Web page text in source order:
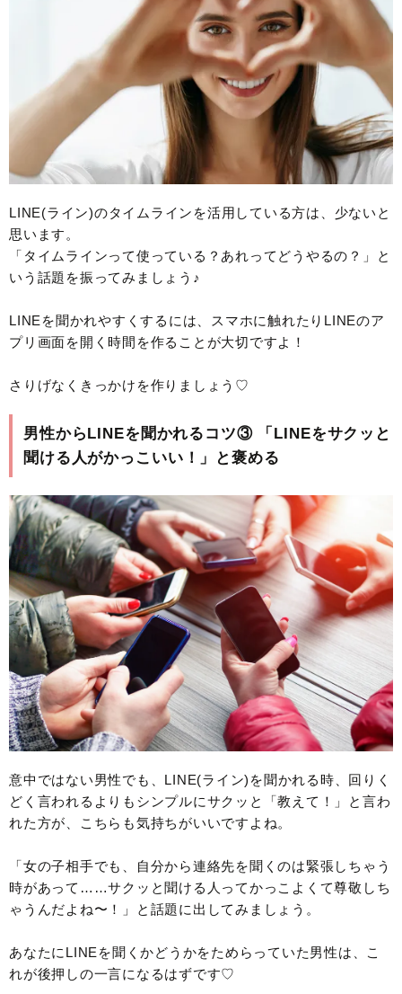
LINE(ライン)のタイムラインを活用している方は、少ないと
思います。
「タイムラインって使っている？あれってどうやるの？」と
いう話題を振ってみましょう♪
LINEを聞かれやすくするには、スマホに触れたりLINEのア
プリ画面を開く時間を作ることが大切ですよ！
さりげなくきっかけを作りましょう♡
男性からLINEを聞かれるコツ③ 「LINEをサクッと
聞ける人がかっこいい！」と褒める
意中ではない男性でも、LINE(ライン)を聞かれる時、回りく
どく言われるよりもシンプルにサクッと「教えて！」と言わ
れた方が、こちらも気持ちがいいですよね。
「女の子相手でも、自分から連絡先を聞くのは緊張しちゃう
時があって……サクッと聞ける人ってかっこよくて尊敬しち
ゃうんだよね〜！」と話題に出してみましょう。
あなたにLINEを聞くかどうかをためらっていた男性は、こ
れが後押しの一言になるはずです♡